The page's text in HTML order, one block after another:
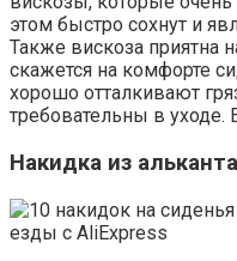
этом быстро сохнут и
Также вискоза приятна
скажется на комфорте
хорошо отталкивают
требовательны в уходе.
Накидка из